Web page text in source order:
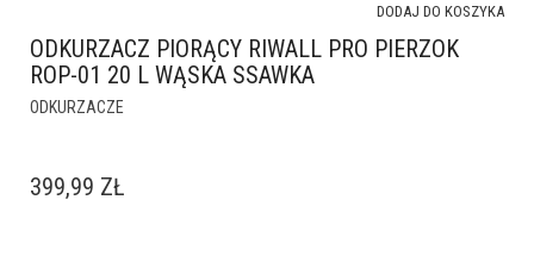
ODKURZACZ PIORĄCY RIWALL PRO PIERZOK
ROP-01 20 L WĄSKA SSAWKA
ODKURZACZE
DODAJ DO KOSZYKA
399,99 ZŁ